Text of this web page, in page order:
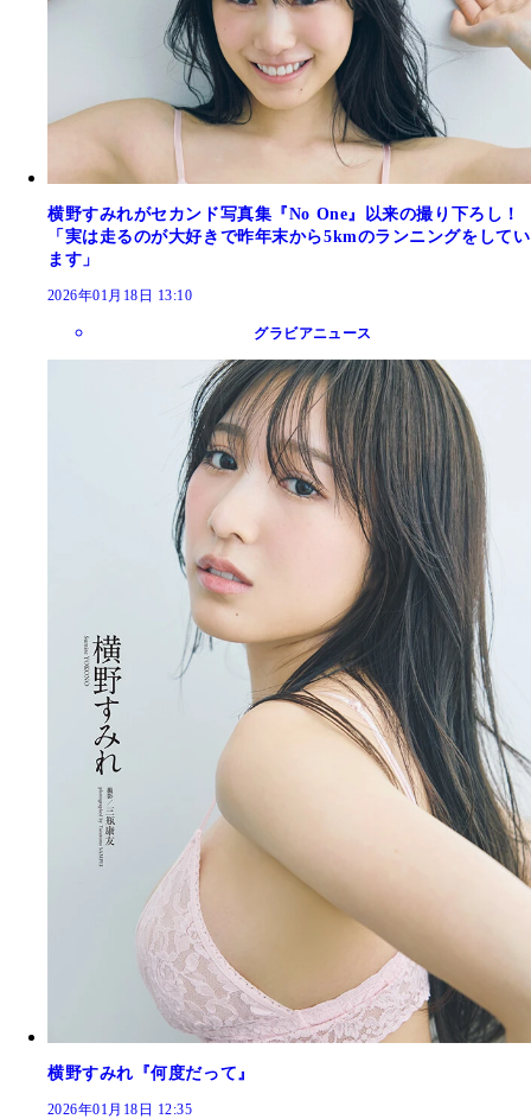
横野すみれがセカンド写真集『No One』以来の撮り下ろし！
「実は走るのが大好きで昨年末から5kmのランニングをしてい
ます」
2026年01月18日 13:10
グラビアニュース
横野すみれ『何度だって』
2026年01月18日 12:35